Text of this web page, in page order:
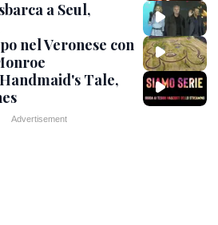
a Seul,
nel Veronese con
Tale,